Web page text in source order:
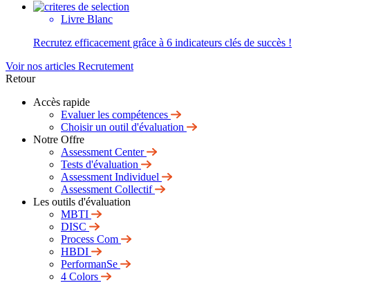
Livre Blanc
Recrutez efficacement grâce à 6 indicateurs clés de succès !
Voir nos articles Recrutement
Retour
Accès rapide
Evaluer les compétences
Choisir un outil d'évaluation
Notre Offre
Assessment Center
Tests d'évaluation
Assessment Individuel
Assessment Collectif
Les outils d'évaluation
MBTI
DISC
Process Com
HBDI
PerformanSe
4 Colors